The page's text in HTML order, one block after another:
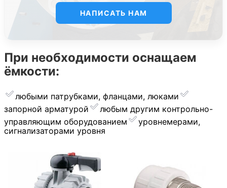
НАПИСАТЬ НАМ
При необходимости оснащаем
ёмкости:
любыми патрубками, фланцами, люками
запорной арматурой
︎любым другим контрольно-
управляющим оборудованием
уровнемерами,
сигнализаторами уровня